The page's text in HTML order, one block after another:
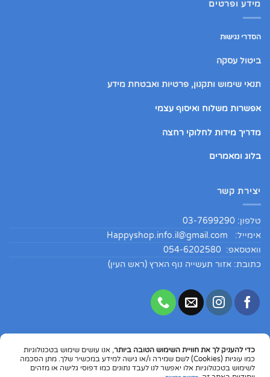
כדי להעניק לך את חוויית השימוש הטובה ביותר, אנו עושים שימוש בטכנולוגיות
כמו עוגיות (Cookies) לשם שמירה ו/או גישה למידע במכשיר שלך. מתן הסכמה
לשימוש בטכנולוגיות אלו יאפשר לנו לעבד נתונים כמו דפוסי גלישה או מזהים
מידע ופרטים
הסדרי נגישות
ביטול עסקה
תנאי שימוש ותקנון, פרטיות ואבטחת מידע
אפשרות משלוח ואיסוף עצמי
מדריך מידות לחלוקי רחצה
בלוג ומאמרים
יצירת קשר
טלפון: 03-7699290
אימייל: Happyshop.info.il@gmail.com
וואטסאפ: 054-6202580
כתובת: אזור תעשייה נוף הארץ (ראש העין)
Copyright 2026 ©HappyShopIL
Apple
Google
PayPal
Visa
MasterCard
Dinners